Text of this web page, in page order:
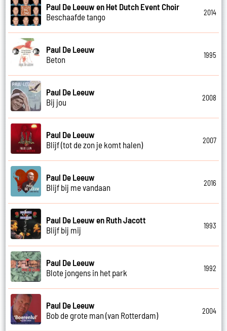
Paul De Leeuw en Het Dutch Event Choir
Beschaafde tango
2014
Paul De Leeuw
Beton
1995
Paul De Leeuw
Bij jou
2008
Paul De Leeuw
Blijf (tot de zon je komt halen)
2007
Paul De Leeuw
Blijf bij me vandaan
2016
Paul De Leeuw en Ruth Jacott
Blijf bij mij
1993
Paul De Leeuw
Blote jongens in het park
1992
Paul De Leeuw
Bob de grote man (van Rotterdam)
2004